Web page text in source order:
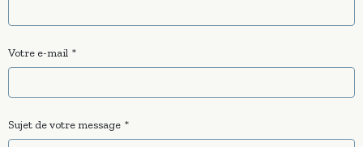
Votre e-mail
Sujet de votre message